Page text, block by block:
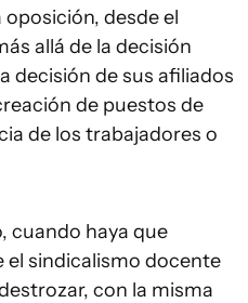
desde el
allá de la decisión
decisión de sus afiliados
de puestos de
de los trabajadores o
cuando haya que
el sindicalismo docente
con la misma